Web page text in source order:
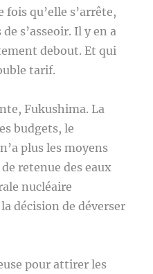
fois qu’elle s’arrête,
s’asseoir. Il y en a
debout. Et qui
tarif.
Fukushima. La
budgets, le
plus les moyens
retenue des eaux
nucléaire
décision de déverser
pour attirer les